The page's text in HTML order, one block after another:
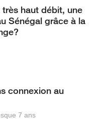
très haut débit, une
Sénégal grâce à la
connexion au
7 ans